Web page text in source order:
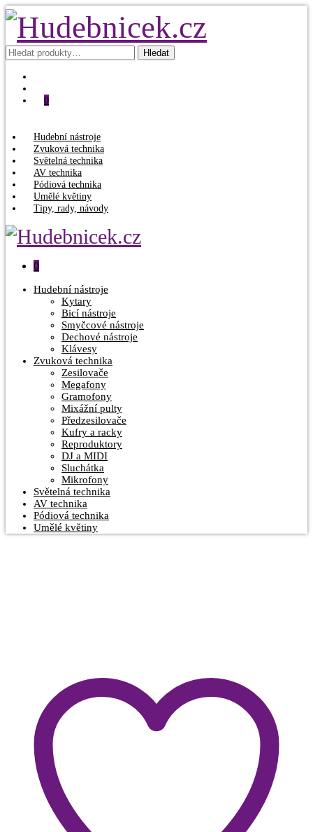
Hledat: Hledat
0
Hudební nástroje
Zvuková technika
Světelná technika
AV technika
Pódiová technika
Umělé květiny
Tipy, rady, návody
0
Hudební nástroje
Kytary
Bicí nástroje
Smyčcové nástroje
Dechové nástroje
Klávesy
Zvuková technika
Zesilovače
Megafony
Gramofony
Mixážní pulty
Předzesilovače
Kufry a racky
Reproduktory
DJ a MIDI
Sluchátka
Mikrofony
Světelná technika
AV technika
Pódiová technika
Umělé květiny